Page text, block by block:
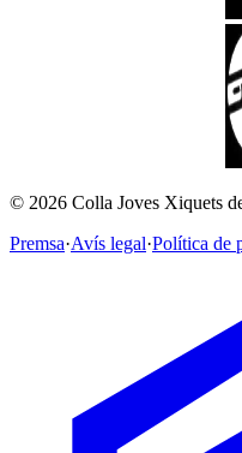
© 2026 Colla Joves Xiquets
Premsa·Avís legal·Política de